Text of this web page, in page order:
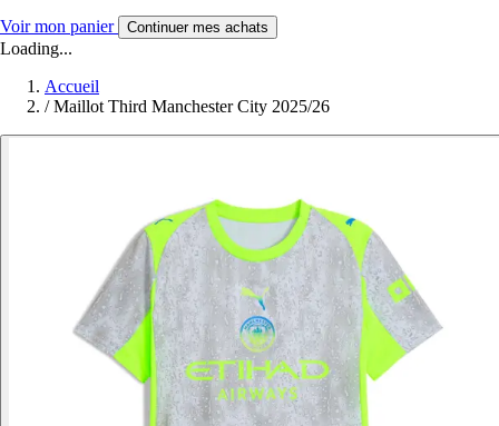
Voir mon panier Continuer mes achats
Loading...
Accueil
/ Maillot Third Manchester City 2025/26